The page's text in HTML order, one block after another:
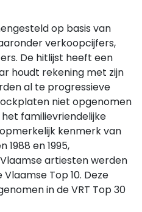
op basis van
verkoopcijfers,
De hitlijst heeft een
houdt rekening met zijn
al te progressieve
niet opgenomen
familievriendelijke
kenmerk van
1988 en 1995,
artiesten werden
Top 10. Deze
in de VRT Top 30